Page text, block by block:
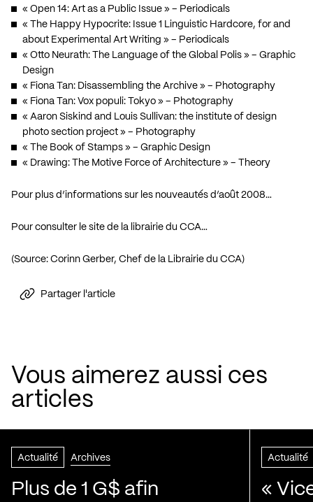
« Open 14: Art as a Public Issue » – Periodicals
« The Happy Hypocrite: Issue 1 Linguistic Hardcore, for and
about Experimental Art Writing » – Periodicals
« Otto Neurath: The Language of the Global Polis » – Graphic
Design
« Fiona Tan: Disassembling the Archive » – Photography
« Fiona Tan: Vox populi: Tokyo » – Photography
« Aaron Siskind and Louis Sullivan: the institute of design
photo section project » – Photography
« The Book of Stamps » – Graphic Design
« Drawing: The Motive Force of Architecture » – Theory
Pour plus d’informations sur les nouveautés d’août 2008…
Pour consulter le site de la librairie du CCA…
(Source: Corinn Gerber, Chef de la Librairie du CCA)
Partager l'article
Vous aimerez aussi ces
articles
Actualité Archives
Plus de 1 G$ afin
Actualité
«